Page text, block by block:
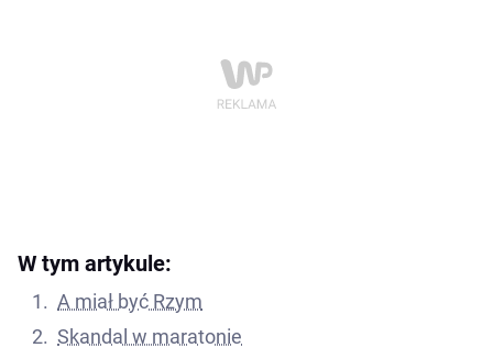
W tym artykule:
A miał być Rzym
Skandal w maratonie